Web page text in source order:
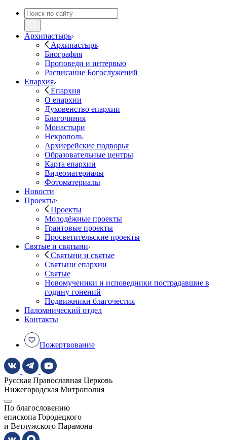
Архипастырь
Архипастырь
Биография
Проповеди и интервью
Расписание Богослужений
Епархия
Епархия
О епархии
Духовенство епархии
Благочиния
Монастыри
Некрополь
Архиерейские подворья
Образовательные центры
Карта епархии
Видеоматериалы
Фотоматериалы
Новости
Проекты
Проекты
Молодёжные проекты
Грантовые проекты
Просветительские проекты
Святые и святыни
Святыни и святые
Святыни епархии
Святые
Новомученики и исповедники пострадавшие в
годину гонений
Подвижники благочестия
Паломнический отдел
Контакты
Пожертвование
Русская Православная Церковь
Нижегородская Митрополия
По благословению
епископа Городецкого
и Ветлужского Парамона